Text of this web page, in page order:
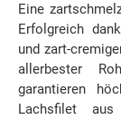
Eine
Erfolgreich
und zart-
allerbester
garantieren
Lachsfilet